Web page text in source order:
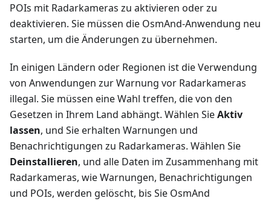
POIs mit Radarkameras zu aktivieren oder zu
deaktivieren. Sie müssen die OsmAnd-Anwendung neu
starten, um die Änderungen zu übernehmen.
In einigen Ländern oder Regionen ist die Verwendung
von Anwendungen zur Warnung vor Radarkameras
illegal. Sie müssen eine Wahl treffen, die von den
Gesetzen in Ihrem Land abhängt. Wählen SieAktiv
lassen, und Sie erhalten Warnungen und
Benachrichtigungen zu Radarkameras. Wählen Sie
Deinstallieren, und alle Daten im Zusammenhang mit
Radarkameras, wie Warnungen, Benachrichtigungen
und POIs, werden gelöscht, bis Sie OsmAnd